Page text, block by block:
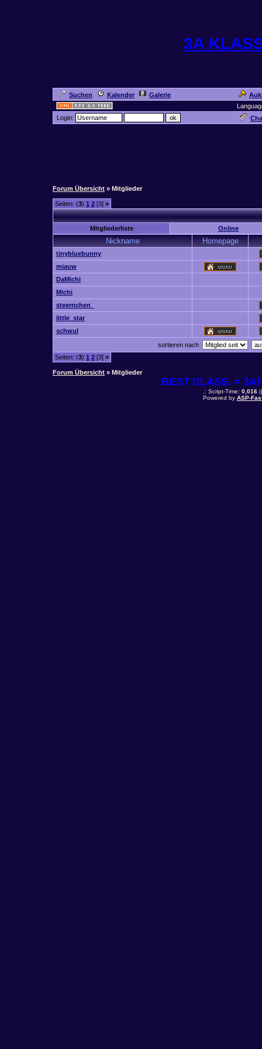
3A
Suchen Kalender Galerie
Login:
Forum Übersicht » Mitglieder
Seiten: (3) 1 2 [3] »
Mitgliederliste Online
Nickname Homepage
tinybluebunny
miauw
DaMichi
Michi
steernchen_
little_star
schwul
sortieren nach
Seiten: (3) 1 2 [3] »
Forum Übersicht » Mitglieder
BEST CLASS. =
.: Script-Time: 0,016||
Powered by ASP-